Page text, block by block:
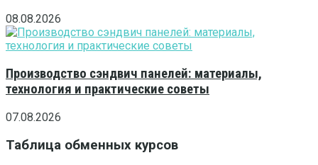
08.08.2026
Производство сэндвич панелей: материалы,
технология и практические советы
07.08.2026
Таблица обменных курсов